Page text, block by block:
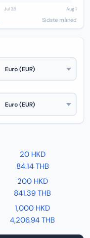
Sidste måned
20 HKD
84.14 THB
200 HKD
841.39 THB
1,000 HKD
4,206.94 THB